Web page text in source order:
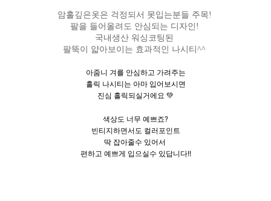
암홀깊은옷은 걱정되서 못입는분들 주목!
팔을 들어올려도 안심되는 디자인!
국내생산 워싱코팅된
팔뚝이 얇아보이는 효과적인 나시티^^
아줌니 겨를 안심하고 가려주는
홀릭 나시티는 아마 입어보시면
진심 홀릭되실거에요 💚
색상도 너무 예쁘죠?
빈티지하면서도 컬러포인트
딱 잡아줄수 있어서
편하고 예쁘게 입으실수 있답니다!!